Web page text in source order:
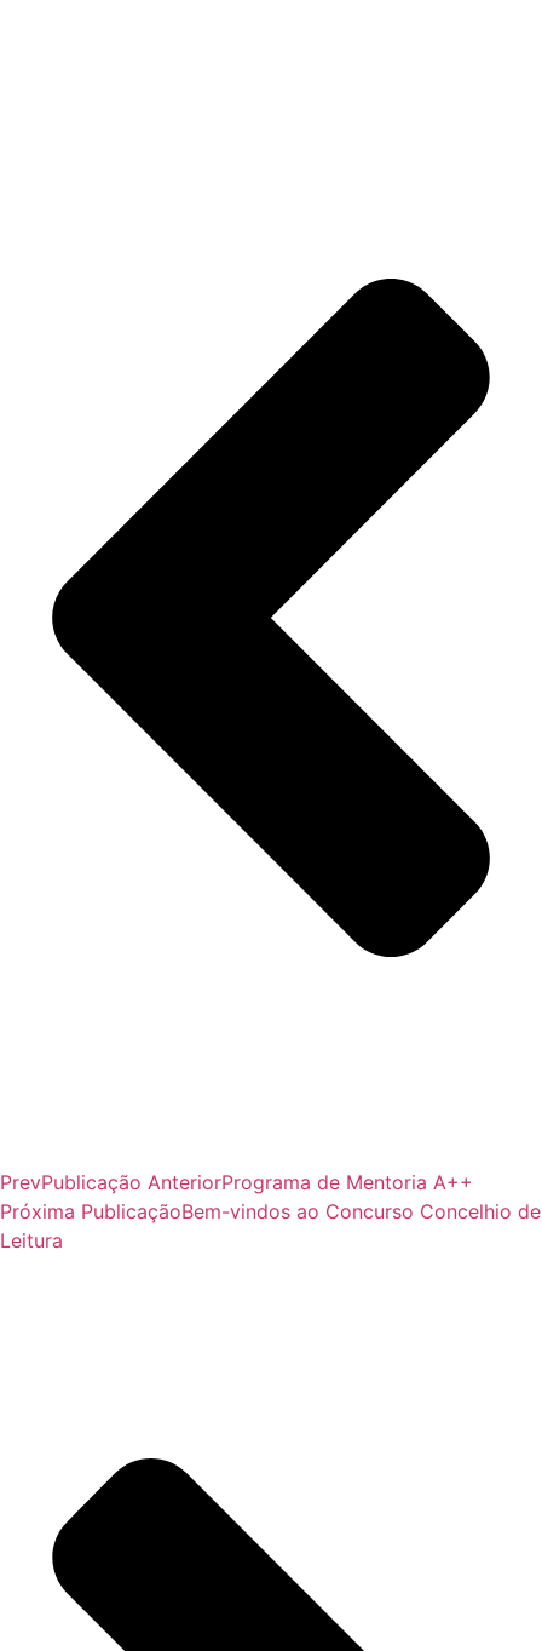
PrevPublicação AnteriorPrograma de Mentoria A++
Próxima PublicaçãoBem-vindos ao Concurso Concelhio de
Leitura